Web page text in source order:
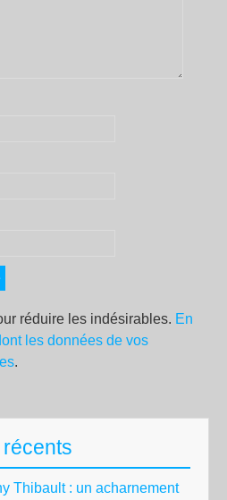
réduire les indésirables. En
les données de vos
.
Thibault : un acharnement